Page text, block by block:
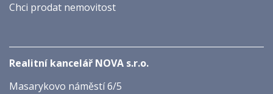
Chci prodat nemovitost
Realitní kancelář NOVA s.r.o.
Masarykovo náměstí 6/5